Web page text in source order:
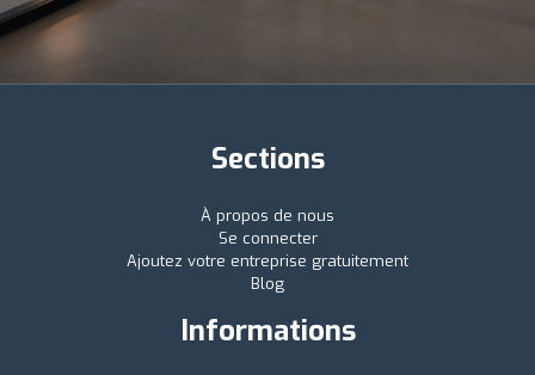
Sections
À propos de nous
Se connecter
Ajoutez votre entreprise gratuitement
Blog
Informations